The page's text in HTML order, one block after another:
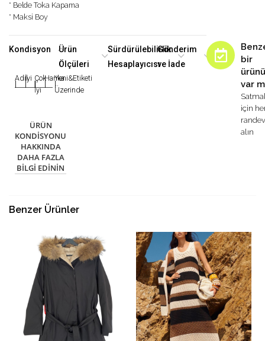
* Belde Toka Kapama
* Maksi Boy
Kondisyon
Adilİyi
|
Çok
İyi
Harika
|
Yeni&Etiketi
Üzerinde
ÜRÜN
KONDISYONU
HAKKINDA
DAHA FAZLA
BILGI EDININ
Ürün
Ölçüleri
Sürdürülebilirlik
Hesaplayıcısı
Gönderim
ve İade
bir
var
için
alın
Benzer Ürünler